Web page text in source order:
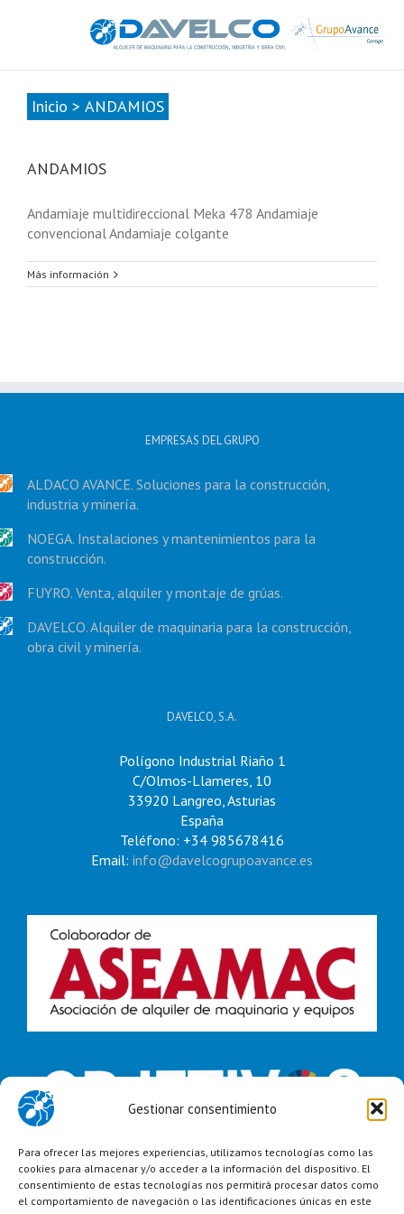
Gestionar consentimiento
Para ofrecer las mejores experiencias, utilizamos tecnologías como las
cookies para almacenar y/o acceder a la información del dispositivo. El
consentimiento de estas tecnologías nos permitirá procesar datos como
el comportamiento de navegación o las identificaciones únicas en este
Inicio > ANDAMIOS
ANDAMIOS
Andamiaje multidireccional Meka 478 Andamiaje
convencional Andamiaje colgante
Más información
EMPRESAS DEL GRUPO
ALDACO AVANCE. Soluciones para la construcción,
industria y minería.
NOEGA. Instalaciones y mantenimientos para la
construcción.
FUYRO. Venta, alquiler y montaje de grúas.
DAVELCO. Alquiler de maquinaria para la construcción,
obra civil y minería.
DAVELCO, S.A.
Polígono Industrial Riaño 1
C/Olmos-Llameres, 10
33920 Langreo, Asturias
España
Teléfono: +34 985678416
Email: info@davelcogrupoavance.es